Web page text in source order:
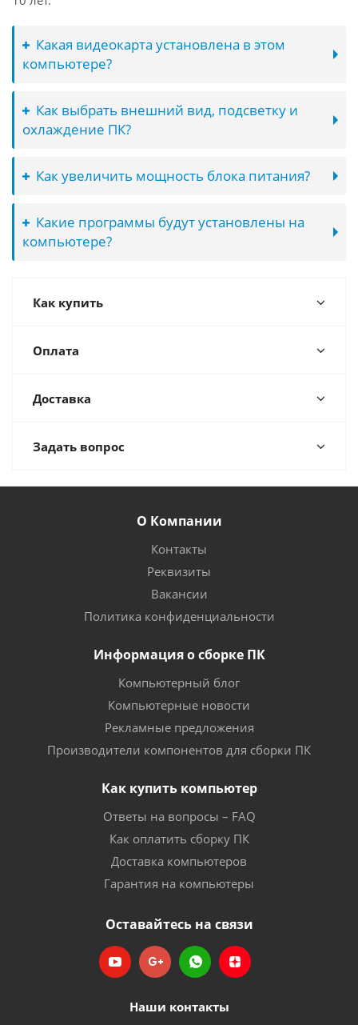
Какая видеокарта установлена в этом
компьютере?
Как выбрать внешний вид, подсветку и
охлаждение ПК?
Как увеличить мощность блока питания?
Какие программы будут установлены на
компьютере?
Как купить
Оплата
Доставка
Задать вопрос
О Компании
Контакты
Реквизиты
Вакансии
Политика конфиденциальности
Информация о сборке ПК
Компьютерный блог
Компьютерные новости
Рекламные предложения
Производители компонентов для сборки ПК
Как купить компьютер
Ответы на вопросы – FAQ
Как оплатить сборку ПК
Доставка компьютеров
Гарантия на компьютеры
Оставайтесь на связи
Наши контакты